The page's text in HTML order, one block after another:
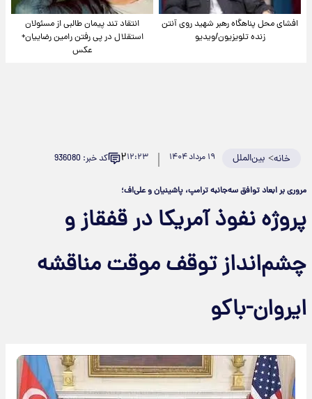
افشای محل پناهگاه‌ رهبر شهید روی آنتن
زنده تلویزیون/ویدیو
انتقاد تند پیمان طالبی از مسئولان
استقلال در پی رفتن رامین رضاییان+
عکس
خانه> بین‌الملل ۱۹ مرداد ۱۴۰۴ ۱۲:۲۳۲ کد خبر: 936080
مروری بر ابعاد توافق‌ سه‌جانبه ترامپ، پاشینیان و علی‌اف؛
پروژه نفوذ آمریکا در قفقاز و
چشم‌انداز توقف موقت مناقشه
ایروان-باکو